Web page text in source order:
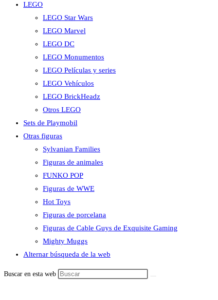
LEGO
LEGO Star Wars
LEGO Marvel
LEGO DC
LEGO Monumentos
LEGO Películas y series
LEGO Vehículos
LEGO BrickHeadz
Otros LEGO
Sets de Playmobil
Otras figuras
Sylvanian Families
Figuras de animales
FUNKO POP
Figuras de WWE
Hot Toys
Figuras de porcelana
Figuras de Cable Guys de Exquisite Gaming
Mighty Muggs
Alternar búsqueda de la web
Buscar en esta web